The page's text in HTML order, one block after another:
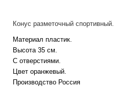
Конус разметочный спортивный.
Материал пластик.
Высота 35 см.
С отверстиями.
Цвет оранжевый.
Производство Россия